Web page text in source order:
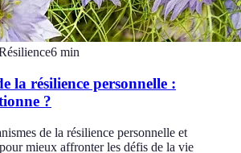
6 min
la résilience personnelle :
?
de la résilience personnelle et
mieux affronter les défis de la vie